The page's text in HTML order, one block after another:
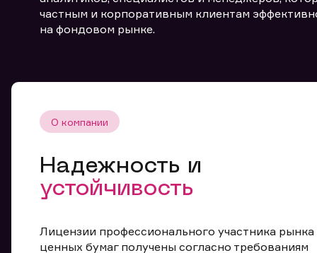
частным и корпоративным клиентам
на фондовом рынке.
О компании
Надежность и
устойчивость
Лицензии профессионального участника рынка
ценных бумаг получены согласно требованиям